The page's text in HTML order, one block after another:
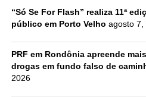
“Só Se For Flash” realiza 11ª
público em Porto Velho agosto 7,
PRF em Rondônia apreende
drogas em fundo falso de
2026